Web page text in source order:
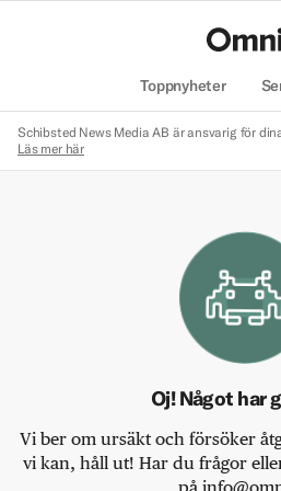
Toppnyheter
Schibsted News Media AB är ansvarig för
Läs mer här
Oj! Något har
Vi ber om ursäkt och försöker
vi kan, håll ut! Har du frågor